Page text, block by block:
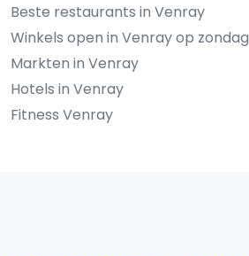
Beste restaurants in Venray
Winkels open in Venray op zondag
Markten in Venray
Hotels in Venray
Fitness Venray